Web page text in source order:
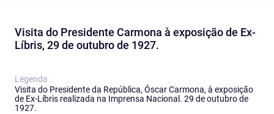
Visita do Presidente Carmona à exposição de Ex-
Líbris, 29 de outubro de 1927.
Legenda
Visita do Presidente da República, Óscar Carmona, à exposição
de Ex-Líbris realizada na Imprensa Nacional. 29 de outubro de
1927.